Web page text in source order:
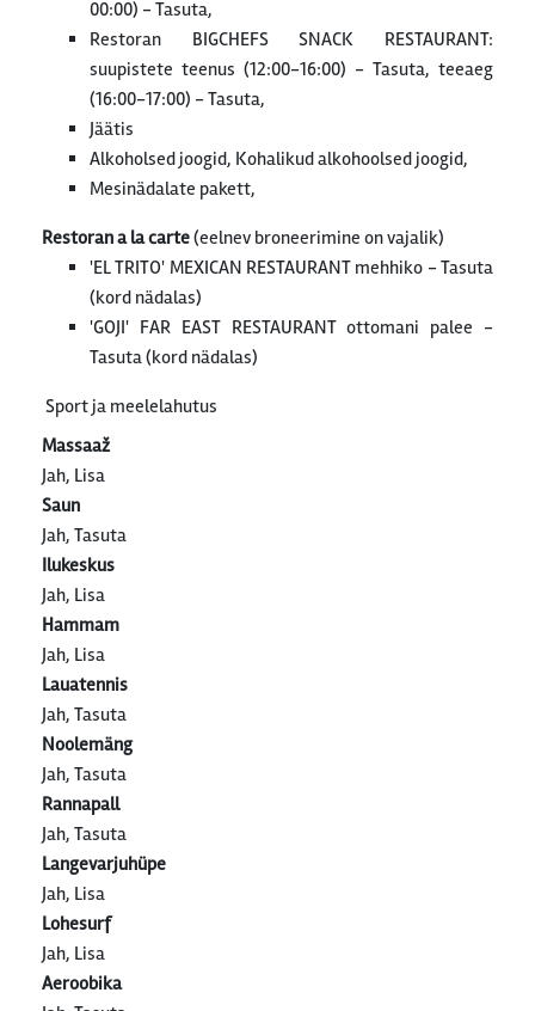
00:00) - Tasuta,
Restoran BIGCHEFS SNACK RESTAURANT:
suupistete teenus (12:00-16:00) - Tasuta, teeaeg
(16:00-17:00) - Tasuta,
Jäätis
Alkoholsed joogid, Kohalikud alkohoolsed joogid,
Mesinädalate pakett,
Restoran a la carte(eelnev broneerimine on vajalik)
'EL TRITO' MEXICAN RESTAURANT mehhiko - Tasuta
(kord nädalas)
'GOJI' FAR EAST RESTAURANT ottomani palee -
Tasuta (kord nädalas)
Sport ja meelelahutus
Massaaž
Jah, Lisa
Saun
Jah, Tasuta
Ilukeskus
Jah, Lisa
Hammam
Jah, Lisa
Lauatennis
Jah, Tasuta
Noolemäng
Jah, Tasuta
Rannapall
Jah, Tasuta
Langevarjuhüpe
Jah, Lisa
Lohesurf
Jah, Lisa
Aeroobika